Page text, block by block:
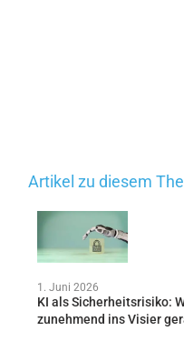
Artikel zu diesem
1. Juni 2026
KI als Sicherheitsrisiko:
zunehmend ins Visier